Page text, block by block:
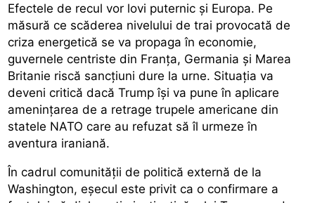
Efectele de recul vor lovi puternic și Europa. Pe
măsură ce scăderea nivelului de trai provocată de
criza energetică se va propaga în economie,
guvernele centriste din Franța, Germania și Marea
Britanie riscă sancțiuni dure la urne. Situația va
deveni critică dacă Trump își va pune în aplicare
amenințarea de a retrage trupele americane din
statele NATO care au refuzat să îl urmeze în
aventura iraniană.
În cadrul comunității de politică externă de la
Washington, eșecul este privit ca o confirmare a